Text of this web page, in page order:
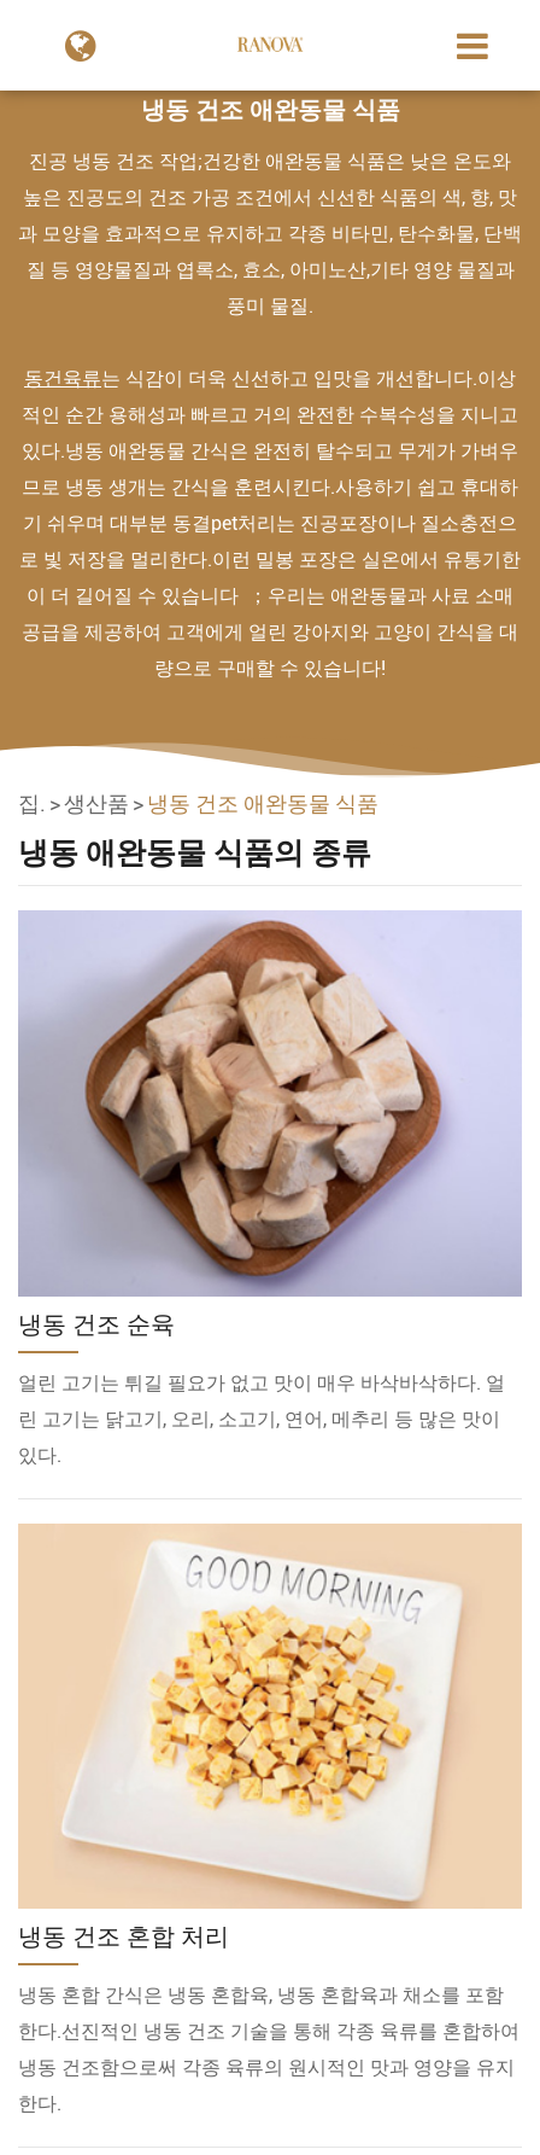
냉동 건조 애완동물 식품
진공 냉동 건조 작업;건강한 애완동물 식품은 낮은 온도와
높은 진공도의 건조 가공 조건에서 신선한 식품의 색, 향, 맛
과 모양을 효과적으로 유지하고 각종 비타민, 탄수화물, 단백
질 등 영양물질과 엽록소, 효소, 아미노산,기타 영양 물질과
풍미 물질.
동건육류는 식감이 더욱 신선하고 입맛을 개선합니다.이상
적인 순간 용해성과 빠르고 거의 완전한 수복수성을 지니고
있다.냉동 애완동물 간식은 완전히 탈수되고 무게가 가벼우
므로 냉동 생개는 간식을 훈련시킨다.사용하기 쉽고 휴대하
기 쉬우며 대부분 동결pet처리는 진공포장이나 질소충전으
로 빛 저장을 멀리한다.이런 밀봉 포장은 실온에서 유통기한
이 더 길어질 수 있습니다 ；우리는 애완동물과 사료 소매
공급을 제공하여 고객에게 얼린 강아지와 고양이 간식을 대
량으로 구매할 수 있습니다!
집. 생산품 냉동 건조 애완동물 식품
냉동 애완동물 식품의 종류
냉동 건조 순육
얼린 고기는 튀길 필요가 없고 맛이 매우 바삭바삭하다. 얼
린 고기는 닭고기, 오리, 소고기, 연어, 메추리 등 많은 맛이
있다.
냉동 건조 혼합 처리
냉동 혼합 간식은 냉동 혼합육, 냉동 혼합육과 채소를 포함
한다.선진적인 냉동 건조 기술을 통해 각종 육류를 혼합하여
냉동 건조함으로써 각종 육류의 원시적인 맛과 영양을 유지
한다.